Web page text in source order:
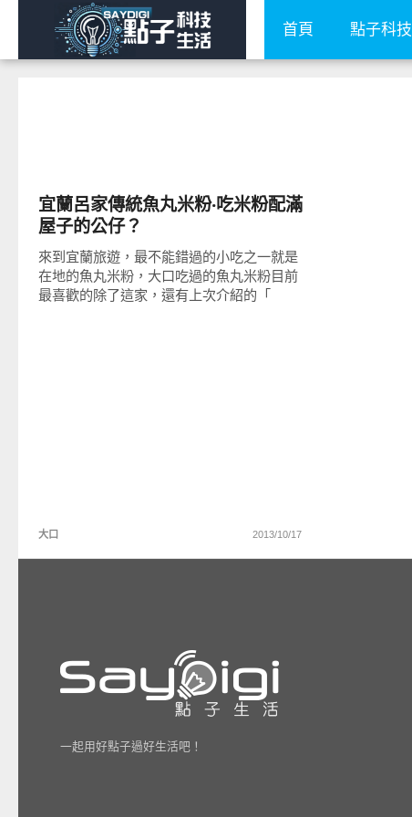
首頁 點子科技
宜蘭呂家傳統魚丸米粉‧吃米粉配滿
屋子的公仔？
來到宜蘭旅遊，最不能錯過的小吃之一就是
在地的魚丸米粉，大口吃過的魚丸米粉目前
最喜歡的除了這家，還有上次介紹的「
大口 2013/10/17
一起用好點子過好生活吧！